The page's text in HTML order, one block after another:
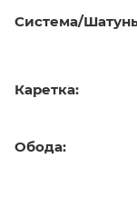
Система/
Каретка:
Обода: